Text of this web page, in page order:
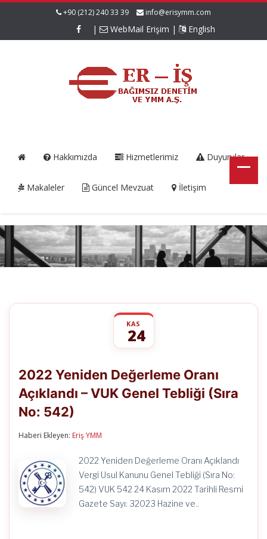
+90 (212) 240 33 39 info@erisymm.com
| WebMail Erişim | English
Hakkımızda Hizmetlerimiz Duyurular
Makaleler Güncel Mevzuat İletişim
KAS
24
Değerleme
Oranı
Açıklandı
542)
için
2022 Yeniden Değerleme Oranı
Açıklandı – VUK Genel Tebliği (Sıra
No: 542)
Haberi Ekleyen: Eriş YMM
2022 Yeniden Değerleme Oranı Açıklandı
Vergi Usul Kanunu Genel Tebliği (Sıra No:
542) VUK 542 24 Kasım 2022 Tarihli Resmi
Gazete Sayı: 32023 Hazine ve..